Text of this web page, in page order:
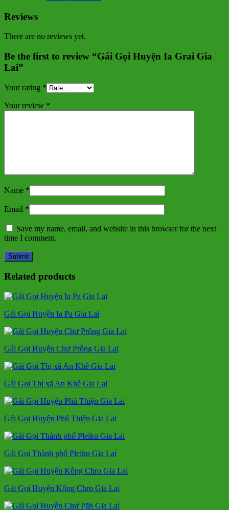
Reviews
There are no reviews yet.
Be the first to review “Gái Gọi Huyện Ia Grai Gia
Lai”
Your rating *
Your review *
Name *
Email *
Save my name, email, and website in this browser for the next
time I comment.
Related products
Gái Gọi Huyện Ia Pa Gia Lai
Gái Gọi Huyện Chư Prông Gia Lai
Gái Gọi Thị xã An Khê Gia Lai
Gái Gọi Huyện Phú Thiện Gia Lai
Gái Gọi Thành phố Pleiku Gia Lai
Gái Gọi Huyện Kông Chro Gia Lai